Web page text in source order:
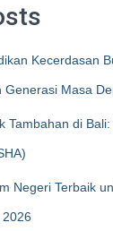
Kecerdasan
Generasi Masa
Tambahan di
Negeri Terbaik